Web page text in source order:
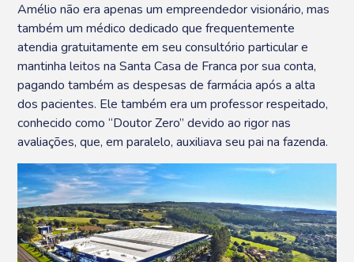
Amélio não era apenas um empreendedor visionário, mas
também um médico dedicado que frequentemente
atendia gratuitamente em seu consultório particular e
mantinha leitos na Santa Casa de Franca por sua conta,
pagando também as despesas de farmácia após a alta
dos pacientes. Ele também era um professor respeitado,
conhecido como “Doutor Zero” devido ao rigor nas
avaliações, que, em paralelo, auxiliava seu pai na fazenda.